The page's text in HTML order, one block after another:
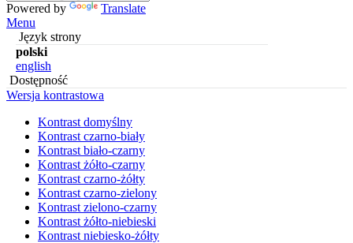
Powered by
Translate
Menu
Język strony
polski
english
Dostępność
Wersja kontrastowa
Kontrast domyślny
Kontrast czarno-biały
Kontrast biało-czarny
Kontrast żółto-czarny
Kontrast czarno-żółty
Kontrast czarno-zielony
Kontrast zielono-czarny
Kontrast żółto-niebieski
Kontrast niebiesko-żółty